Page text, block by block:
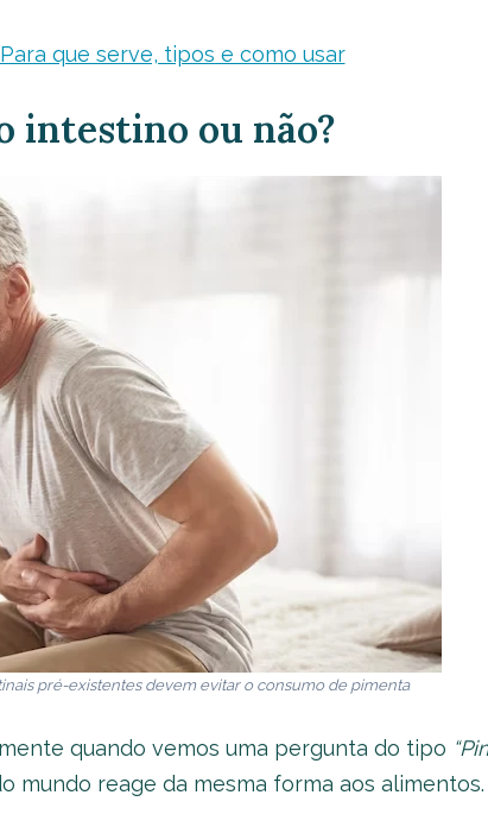
que serve, tipos e como usar
intestino ou não?
pré-existentes devem evitar o consumo de pimenta
quando vemos uma pergunta do tipo
mundo reage da mesma forma aos alimentos.